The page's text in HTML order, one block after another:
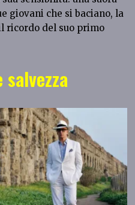
giovani che si baciano, la
ricordo del suo primo